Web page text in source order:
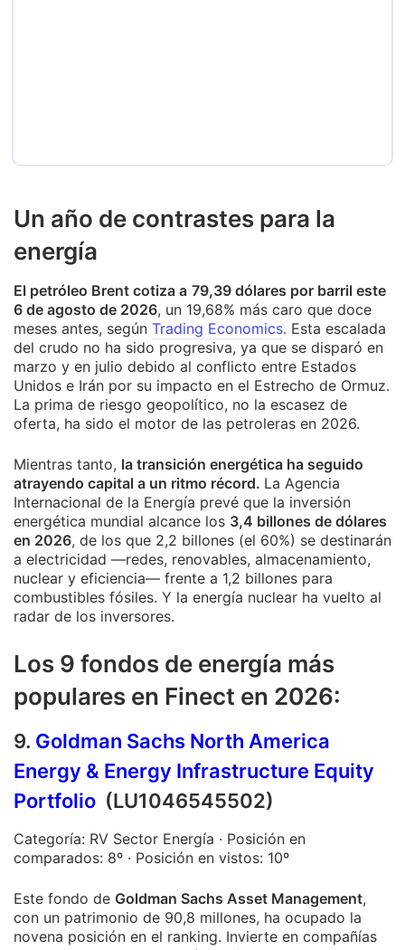
Un año de contrastes para la
energía
El petróleo Brent cotiza a 79,39 dólares por barril este
6 de agosto de 2026, un 19,68% más caro que doce
meses antes, según Trading Economics. Esta escalada
del crudo no ha sido progresiva, ya que se disparó en
marzo y en julio debido al conflicto entre Estados
Unidos e Irán por su impacto en el Estrecho de Ormuz.
La prima de riesgo geopolítico, no la escasez de
oferta, ha sido el motor de las petroleras en 2026.
Mientras tanto, la transición energética ha seguido
atrayendo capital a un ritmo récord. La Agencia
Internacional de la Energía prevé que la inversión
energética mundial alcance los 3,4 billones de dólares
en 2026, de los que 2,2 billones (el 60%) se destinarán
a electricidad —redes, renovables, almacenamiento,
nuclear y eficiencia— frente a 1,2 billones para
combustibles fósiles. Y la energía nuclear ha vuelto al
radar de los inversores.
Los 9 fondos de energía más
populares en Finect en 2026:
9. Goldman Sachs North America
Energy & Energy Infrastructure Equity
Portfolio (LU1046545502)
Categoría: RV Sector Energía · Posición en
comparados: 8º · Posición en vistos: 10º
Este fondo de Goldman Sachs Asset Management,
con un patrimonio de 90,8 millones, ha ocupado la
novena posición en el ranking. Invierte en compañías